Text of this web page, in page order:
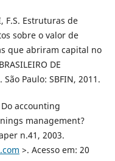
F.S. Estruturas de
sobre o valor de
que abriram capital no
DE
Paulo: SBFIN, 2011.
Do accounting
management?
n.41, 2003.
>. Acesso em: 20